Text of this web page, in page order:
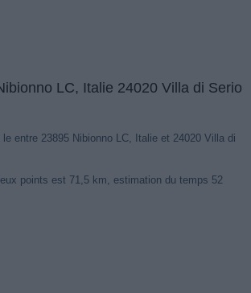
LC, Italie 24020 Villa di Serio
entre 23895 Nibionno LC, Italie et 24020 Villa di
points est 71,5 km, estimation du temps 52